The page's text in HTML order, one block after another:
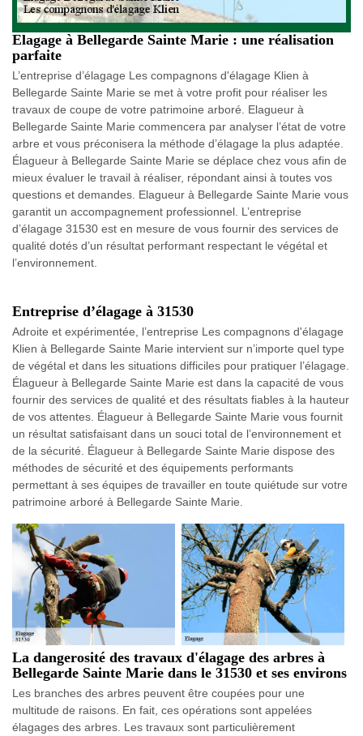
Elagage à Bellegarde Sainte Marie : une réalisation
parfaite
L’entreprise d’élagage Les compagnons d'élagage Klien à
Bellegarde Sainte Marie se met à votre profit pour réaliser les
travaux de coupe de votre patrimoine arboré. Elagueur à
Bellegarde Sainte Marie commencera par analyser l’état de votre
arbre et vous préconisera la méthode d’élagage la plus adaptée.
Élagueur à Bellegarde Sainte Marie se déplace chez vous afin de
mieux évaluer le travail à réaliser, répondant ainsi à toutes vos
questions et demandes. Elagueur à Bellegarde Sainte Marie vous
garantit un accompagnement professionnel. L’entreprise
d’élagage 31530 est en mesure de vous fournir des services de
qualité dotés d’un résultat performant respectant le végétal et
l’environnement.
Entreprise d’élagage à 31530
Adroite et expérimentée, l’entreprise Les compagnons d'élagage
Klien à Bellegarde Sainte Marie intervient sur n’importe quel type
de végétal et dans les situations difficiles pour pratiquer l’élagage.
Élagueur à Bellegarde Sainte Marie est dans la capacité de vous
fournir des services de qualité et des résultats fiables à la hauteur
de vos attentes. Élagueur à Bellegarde Sainte Marie vous fournit
un résultat satisfaisant dans un souci total de l’environnement et
de la sécurité. Élagueur à Bellegarde Sainte Marie dispose des
méthodes de sécurité et des équipements performants
permettant à ses équipes de travailler en toute quiétude sur votre
patrimoine arboré à Bellegarde Sainte Marie.
La dangerosité des travaux d'élagage des arbres à
Bellegarde Sainte Marie dans le 31530 et ses environs
Les branches des arbres peuvent être coupées pour une
multitude de raisons. En fait, ces opérations sont appelées
élagages des arbres. Les travaux sont particulièrement